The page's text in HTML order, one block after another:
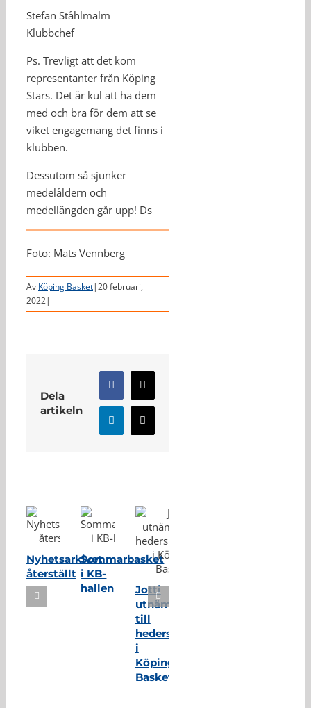
Stefan Ståhlmalm
Klubbchef
Ps. Trevligt att det kom
representanter från Köping
Stars. Det är kul att ha dem
med och bra för dem att se
viket engagemang det finns i
klubben.
Dessutom så sjunker
medelåldern och
medellängden går upp! Ds
Foto: Mats Vennberg
Av Köping Basket|20 februari,
2022|
Dela
artikeln
Facebook
X
LinkedInE-
post
Nyhetsarkivet
återställt
Sommarbasket
i KB-
hallen
Jotti
utnämnd
till
hedersmedlem
i
Köping
Basket